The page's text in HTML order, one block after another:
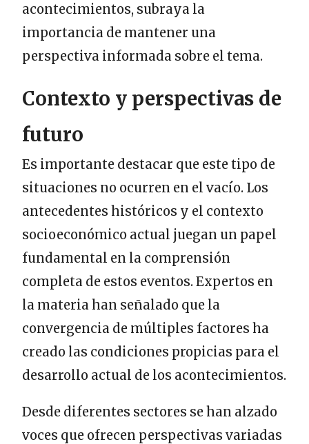
acontecimientos, subraya la
importancia de mantener una
perspectiva informada sobre el tema.
Contexto y perspectivas de
futuro
Es importante destacar que este tipo de
situaciones no ocurren en el vacío. Los
antecedentes históricos y el contexto
socioeconómico actual juegan un papel
fundamental en la comprensión
completa de estos eventos. Expertos en
la materia han señalado que la
convergencia de múltiples factores ha
creado las condiciones propicias para el
desarrollo actual de los acontecimientos.
Desde diferentes sectores se han alzado
voces que ofrecen perspectivas variadas